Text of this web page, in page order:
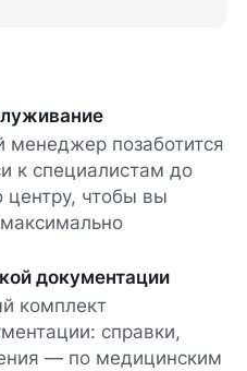
менеджер позаботится
к специалистам до
чтобы вы
документации
комплект
справки,
— по медицинским